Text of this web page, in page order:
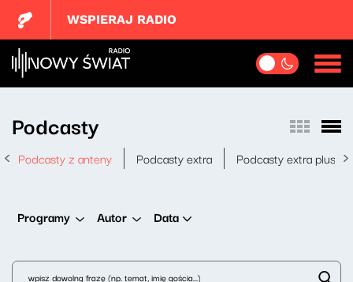
WSPIERAJ RADIO
Podcasty
Podcasty z anteny Podcasty extra Podcasty extra plus
Programy Autor Data